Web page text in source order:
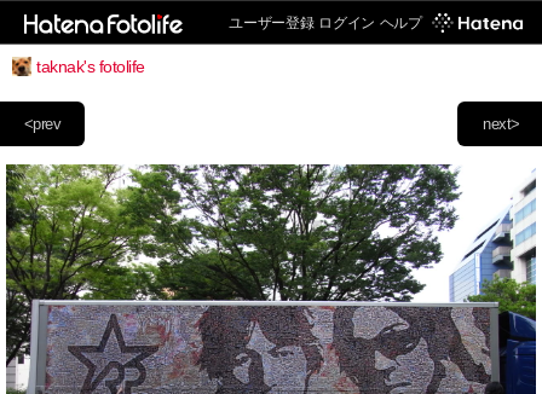
ユーザー登録 ログイン ヘルプ
taknak's fotolife
next>
<prev